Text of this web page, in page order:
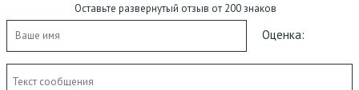
Оставьте развернутый отзыв от 200 знаков
Оценка: